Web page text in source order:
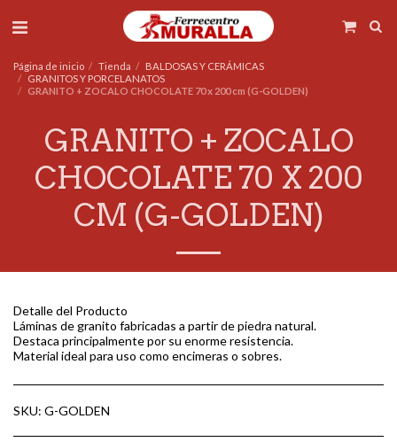
Página de inicio Tienda
BALDOSAS Y CERÁMICAS
GRANITOS Y PORCELANATOS
GRANITO + ZOCALO CHOCOLATE 70 x 200 cm (G-GOLDEN)
GRANITO + ZOCALO
CHOCOLATE 70 X 200
CM (G-GOLDEN)
Detalle del Producto
Láminas de granito fabricadas a partir de piedra natural.
Destaca principalmente por su enorme resistencia.
Material ideal para uso como encimeras o sobres.
SKU: G-GOLDEN